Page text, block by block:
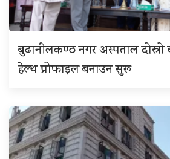
बुढानीलकण्ठ नगर अस्पताल दोस्रो
हेल्थ प्रोफाइल बनाउन सुरू